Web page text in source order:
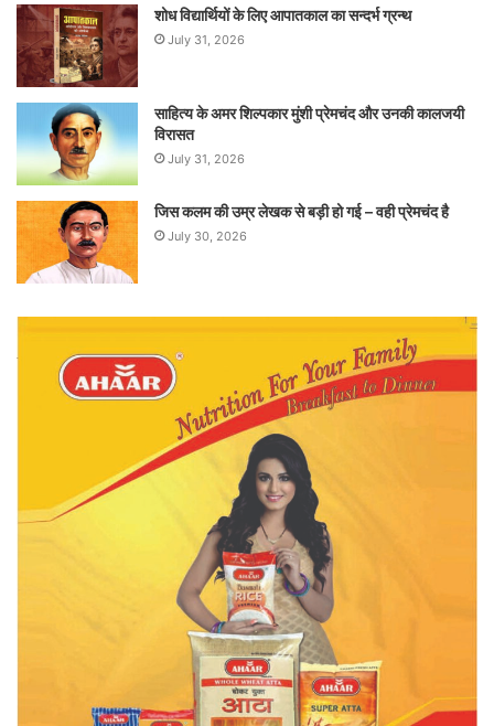
शोध विद्यार्थियों के लिए आपातकाल का सन्दर्भ ग्रन्थ
July 31, 2026
साहित्य के अमर शिल्पकार मुंशी प्रेमचंद और उनकी कालजयी
विरासत
July 31, 2026
जिस कलम की उम्र लेखक से बड़ी हो गई – वही प्रेमचंद है
July 30, 2026